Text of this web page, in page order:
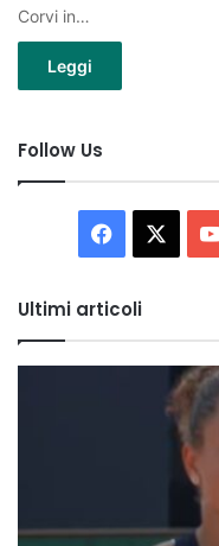
Corvi in…
Leggi
Follow Us
Facebook
Ultimi articoli